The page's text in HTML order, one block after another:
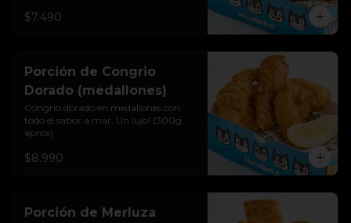
$7.490
Porción de Congrio
Dorado (medallones)
Congrio dorado en medallones con
todo el sabor a mar. Un lujo! (300g
aprox)
$8.990
Porción de Merluza